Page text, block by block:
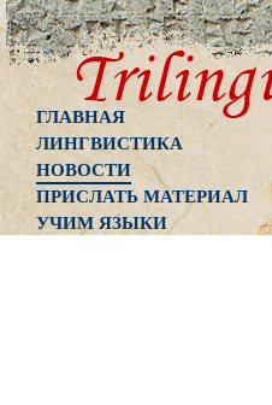
ГЛАВНАЯ
ЛИНГВИСТИКА
НОВОСТИ
ПРИСЛАТЬ МАТЕРИАЛ
УЧИМ ЯЗЫКИ